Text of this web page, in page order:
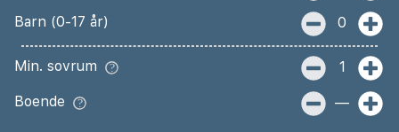
Barn (0-17 år) 0
Min. sovrum 1
Boende —